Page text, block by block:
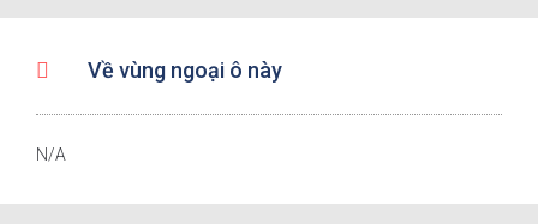
Về vùng ngoại ô này
N/A